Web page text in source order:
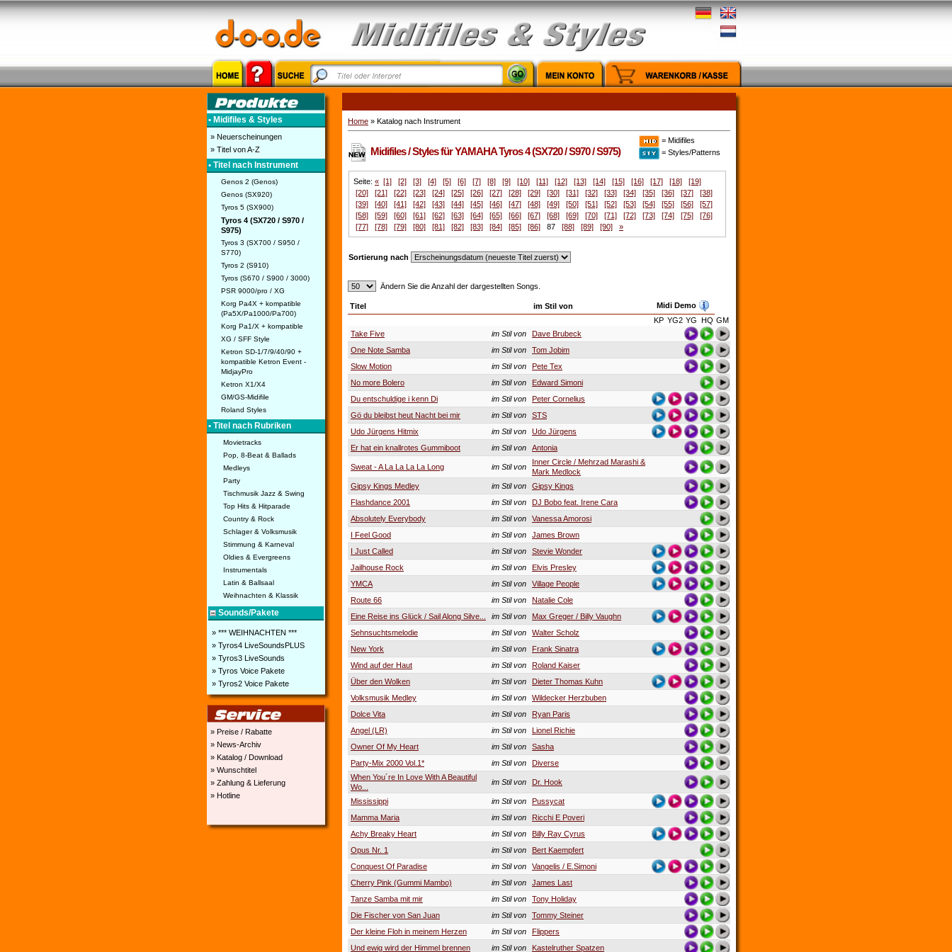
• Midifiles & Styles
» Neuerscheinungen
» Titel von A-Z
• Titel nach Instrument
Genos 2 (Genos)
Genos (SX920)
Tyros 5 (SX900)
Tyros 4 (SX720 / S970 /
S975)
Tyros 3 (SX700 / S950 /
S770)
Tyros 2 (S910)
Tyros (S670 / S900 / 3000)
PSR 9000/pro / XG
Korg Pa4X + kompatible
(Pa5X/Pa1000/Pa700)
Korg Pa1/X + kompatible
XG / SFF Style
Ketron SD-1/7/9/40/90 +
kompatible Ketron Event -
MidjayPro
Ketron X1/X4
GM/GS-Midifile
Roland Styles
• Titel nach Rubriken
Movietracks
Pop, 8-Beat & Ballads
Medleys
Party
Tischmusik Jazz & Swing
Top Hits & Hitparade
Country & Rock
Schlager & Volksmusik
Stimmung & Karneval
Oldies & Evergreens
Instrumentals
Latin & Ballsaal
Weihnachten & Klassik
Sounds/Pakete
» *** WEIHNACHTEN ***
» Tyros4 LiveSoundsPLUS
» Tyros3 LiveSounds
» Tyros Voice Pakete
» Tyros2 Voice Pakete
» Preise / Rabatte
» News-Archiv
» Katalog / Download
» Wunschtitel
» Zahlung & Lieferung
» Hotline
Home » Katalog nach Instrument
Midifiles / Styles für YAMAHA Tyros 4 (SX720 / S970 / S975)
= Midifiles
= Styles/Patterns
Seite: « [1] [2] [3] [4] [5] [6] [7] [8] [9] [10] [11] [12] [13] [14] [15] [16] [17] [18]
[19]
[20]
[21] [22] [23] [24] [25] [26] [27] [28] [29] [30] [31] [32] [33] [34] [35] [36] [37]
[38]
[39]
[40] [41] [42] [43] [44] [45] [46] [47] [48] [49] [50] [51] [52] [53] [54] [55] [56]
[57]
[58]
[59] [60] [61] [62] [63] [64] [65] [66] [67] [68] [69] [70] [71] [72] [73] [74] [75]
[76]
[77]
[78] [79] [80] [81] [82] [83] [84] [85] [86] 87 [88] [89] [90] »
Sortierung nach
Ändern Sie die Anzahl der dargestellten Songs.
Titel im Stil von
Midi Demo
KP YG2 YG HQ GM
Take Five
im Stil von
Dave Brubeck
One Note Samba
im Stil von
Tom Jobim
Slow Motion
im Stil von
Pete Tex
No more Bolero
im Stil von
Edward Simoni
Du entschuldige i kenn Di
im Stil von
Peter Cornelius
Gö du bleibst heut Nacht bei mir
im Stil von
STS
Udo Jürgens Hitmix
im Stil von
Udo Jürgens
Er hat ein knallrotes Gummiboot
im Stil von Antonia
Sweat - A La La La La Long im Stil von
Inner Circle / Mehrzad Marashi &
Mark Medlock
Gipsy Kings Medley
im Stil von
Gipsy Kings
Flashdance 2001
im Stil von
DJ Bobo feat. Irene Cara
Absolutely Everybody
im Stil von
Vanessa Amorosi
I Feel Good
im Stil von
James Brown
I Just Called
im Stil von
Stevie Wonder
Jailhouse Rock
im Stil von
Elvis Presley
YMCA
im Stil von
Village People
Route 66
im Stil von
Natalie Cole
Eine Reise ins Glück / Sail Along Silve...
im Stil von
Max Greger / Billy Vaughn
Sehnsuchtsmelodie
im Stil von
Walter Scholz
New York
im Stil von
Frank Sinatra
Wind auf der Haut
im Stil von
Roland Kaiser
Über den Wolken
im Stil von
Dieter Thomas Kuhn
Volksmusik Medley
im Stil von
Wildecker Herzbuben
Dolce Vita
im Stil von
Ryan Paris
Angel (LR)
im Stil von
Lionel Richie
Owner Of My Heart
im Stil von
Sasha
Party-Mix 2000 Vol.1*
im Stil von
Diverse
When You´re In Love With A Beautiful
Wo...
im Stil von Dr. Hook
Mississippi im Stil von
Pussycat
Mamma Maria
im Stil von
Ricchi E Poveri
Achy Breaky Heart
im Stil von
Billy Ray Cyrus
Opus Nr. 1
im Stil von
Bert Kaempfert
Conquest Of Paradise
im Stil von
Vangelis / E.Simoni
Cherry Pink (Gummi Mambo)
im Stil von
James Last
Tanze Samba mit mir
im Stil von
Tony Holiday
Die Fischer von San Juan
im Stil von
Tommy Steiner
Der kleine Floh in meinem Herzen
im Stil von
Flippers
Und ewig wird der Himmel brennen
im Stil von Kastelruther Spatzen